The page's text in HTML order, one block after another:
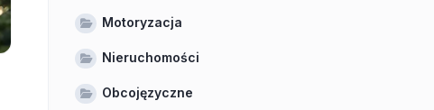
Motoryzacja
Nieruchomości
Obcojęzyczne